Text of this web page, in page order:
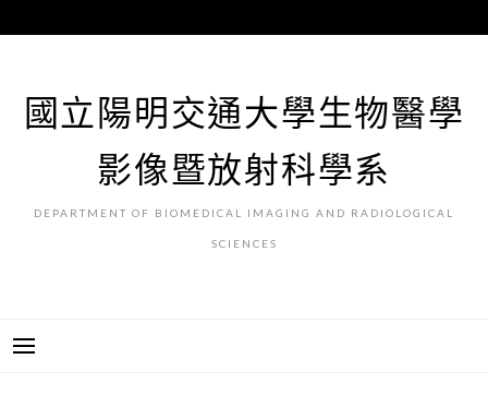
至
國立陽明交通大學生物醫學
影像暨放射科學系
DEPARTMENT OF BIOMEDICAL IMAGING AND RADIOLOGICAL
SCIENCES